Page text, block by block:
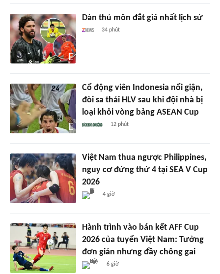
Dàn thủ môn đắt giá nhất lịch sử
34 phút
Cổ động viên Indonesia nổi giận,
đòi sa thải HLV sau khi đội nhà bị
loại khỏi vòng bảng ASEAN Cup
12 phút
Việt Nam thua ngược Philippines,
nguy cơ đứng thứ 4 tại SEA V Cup
2026
4 giờ
Hành trình vào bán kết AFF Cup
2026 của tuyển Việt Nam: Tưởng
đơn giản nhưng đầy chông gai
6 giờ